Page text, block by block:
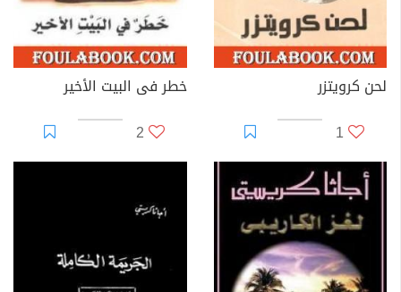
لحن كرويتزر
1
خطر فى البيت الأخير
2